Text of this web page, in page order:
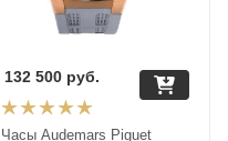
Часы Audemars Piguet
132 500руб.